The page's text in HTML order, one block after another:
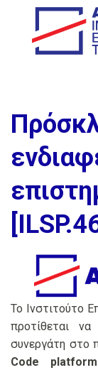
Το Ινστιτούτο
προτίθεται
συνεργάτη στο
Code